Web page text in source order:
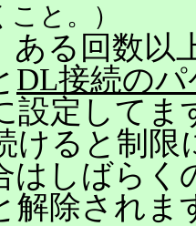
と。）
ある回数以
DL接続の
設定してま
けると制限
はしばらく
解除されま